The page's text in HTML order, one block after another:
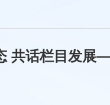
共话栏目发展